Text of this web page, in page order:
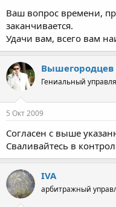
Ваш вопрос времени,
заканчивается.
Удачи вам, всего вам
Вышегородцев
Гениальный
5 Окт 2009
Согласен с выше
Сваливайтесь в
IVA
арбитражный